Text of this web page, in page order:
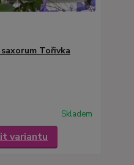
Tořivka
Skladem
variantu